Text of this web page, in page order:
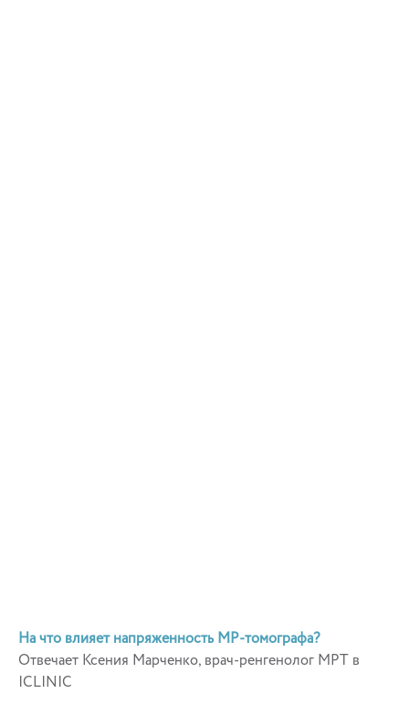
На что влияет напряженность МР-томографа?
Отвечает Ксения Марченко, врач-ренгенолог МРТ в
ICLINIC